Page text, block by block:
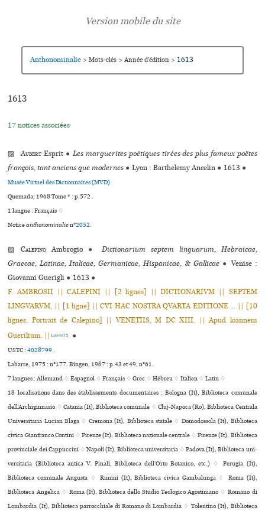
Anthonominalie > Mots-clés > Année d’édition > 1613
1613
17 notices associées
▨Aubert Esprit ● Les marguerites poëtiques tirées des plus fameux poëtes
françois, tant anciens que modernes ● Lyon : Barthelemy Ancelin ● 1613 ●
Musée Virtuel des Dictionnaires (MVD).
Quemada, 1968 Tome * : p.572 .
1 langue :Français ♢
Noticeanthonominalien°2052.
▨Calepino Ambrogio ●
Dictionarium septem linguarum, Hebraicae,
Graecae, Latinae, Italicae, Germanicae, Hispanicae, & Gallicae ● Venise :
Giovanni Guerigli ● 1613 ●
F. AMBROSII || CALEPINI || [2 lignes] || DICTIONARIVM || SEPTEM
LINGVARVM, || [1 ligne] || CVI HAC NOSTRA QVARTA EDITIONE ... || [10
lignes. Portrait de Calepino] || VENETIIS, M DC XIII. || Apud loannem
Guerilium. ||
Labarre75 ●
USTC :4028799.
Labarre, 1975 : n°177. Bingen, 1987 : p.43 et 49, n°61.
7 langues :Allemand ♢Espagnol ♢Français ♢Grec ♢Hébreu ♢Italien ♢Latin ♢
18 localisations dans des établissements documentaires : Bologna (It), Biblioteca comu­nale
dell’Archiginnasio ♢ Catania (It), Biblioteca comunale ♢ Cluj-Napoca (Ro), Biblioteca Centrala
Universitaria Lucian Blaga ♢ Cremona (It), Biblioteca sta­tale ♢ Domodossola (It), Biblioteca
civica Gianfranco Contini ♢ Firenze (It), Biblioteca nazio­nale cen­trale ♢ Firenze (It), Biblioteca
pro­vin­ciale dei Cappuccini ♢ Napoli (It), Biblioteca universitaria ♢ Padova (It), Biblioteca uni­
ver­si­ta­ria (Biblioteca antica V. Pinali, Biblioteca dell’Orto Botanico, etc.) ♢ Perugia (It),
Biblioteca comu­nale Augusta ♢ Rimini (It), Biblioteca civica Gambalunga ♢ Roma (It),
Biblioteca Angelica ♢ Roma (It), Biblioteca dello Studio Teologico Agostiniano ♢ Romano di
Lombardia (It), Biblioteca parrocchiale di Romano di Lombardia ♢ Tolentino (It), Biblioteca